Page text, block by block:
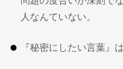
人なんていない。
『秘密にしたい言葉』